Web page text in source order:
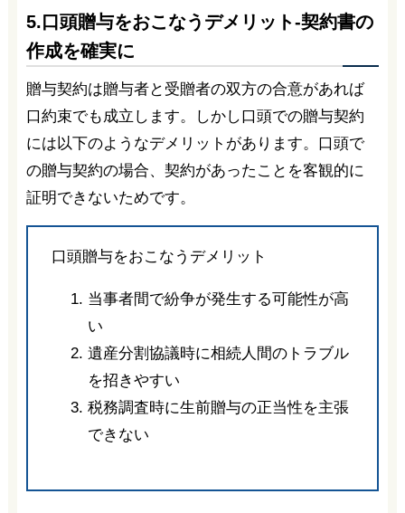
5.口頭贈与をおこなうデメリット-契約書の
作成を確実に
贈与契約は贈与者と受贈者の双方の合意があれば
口約束でも成立します。しかし口頭での贈与契約
には以下のようなデメリットがあります。口頭で
の贈与契約の場合、契約があったことを客観的に
証明できないためです。
口頭贈与をおこなうデメリット
当事者間で紛争が発生する可能性が高
い
遺産分割協議時に相続人間のトラブル
を招きやすい
税務調査時に生前贈与の正当性を主張
できない